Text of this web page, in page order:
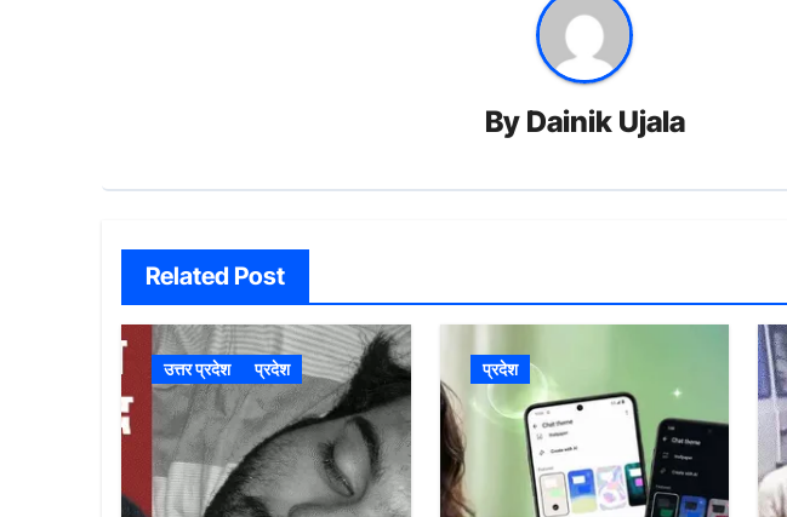
By Dainik Ujala
Related Post
उत्तर प्रदेश प्रदेश प्रदेश